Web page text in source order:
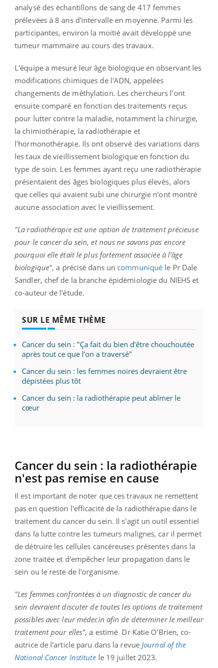
analysé des échantillons de sang de 417 femmes
prélevées à 8 ans d'intervalle en moyenne. Parmi les
participantes, environ la moitié avait développé une
tumeur mammaire au cours des travaux.
L'équipe a mesuré leur âge biologique en observant les
modifications chimiques de l'ADN, appelées
changements de méthylation. Les chercheurs l'ont
ensuite comparé en fonction des traitements reçus
pour lutter contre la maladie, notamment la chirurgie,
la chimiothérapie, la radiothérapie et
l'hormonothérapie. Ils ont observé des variations dans
les taux de vieillissement biologique en fonction du
type de soin. Les femmes ayant reçu une radiothérapie
présentaient des âges biologiques plus élevés, alors
que celles qui avaient subi une chirurgie n'ont montré
aucune association avec le vieillissement.
"La radiothérapie est une option de traitement précieuse
pour le cancer du sein, et nous ne savons pas encore
pourquoi elle était le plus fortement associée à l'âge
biologique", a précisé dans un communiqué le PrDale
Sandler, chef de la branche épidémiologie du NIEHS et
co-auteur de l'étude.
SUR LE MÊME THÈME
Cancer du sein : "Ça fait du bien d’être chouchoutée
après tout ce que l’on a traversé"
Cancer du sein : les femmes noires devraient être
dépistées plus tôt
Cancer du sein : la radiothérapie peut abîmer le
cœur
Cancer du sein : la radiothérapie
n'est pas remise en cause
Il est important de noter que ces travaux ne remettent
pas en question l'efficacité de la radiothérapie dans le
traitement du cancer du sein. Il s'agit un outil essentiel
dans la lutte contre les tumeurs malignes, car il permet
de détruire les cellules cancéreuses présentes dans la
zone traitée et d'empêcher leur propagation dans le
sein ou le reste de l'organisme.
"Les femmes confrontées à un diagnostic de cancer du
sein devraient discuter de toutes les options de traitement
possibles avec leur médecin afin de déterminer le meilleur
traitement pour elles", a estimé Dr Katie O'Brien, co-
autrice de l'article paru dans la revue Journal of the
National Cancer Institute le 19 juillet 2023.